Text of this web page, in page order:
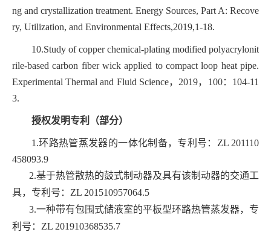
ng and crystallization treatment. Energy Sources, Part A: Recove
ry, Utilization, and Environmental Effects,2019,1-18.
10.Study of copper chemical-plating modified polyacrylonit
rile-based carbon fiber wick applied to compact loop heat pipe.
Experimental Thermal and Fluid Science， 2019， 100： 104-11
3.
授权发明专利（部分）
1.环路热管蒸发器的一体化制备，专利号： ZL 201110
458093.9
2.基于热管散热的鼓式制动器及具有该制动器的交通工
具，专利号： ZL 201510957064.5
3.一种带有包围式储液室的平板型环路热管蒸发器，专
利号： ZL 201910368535.7